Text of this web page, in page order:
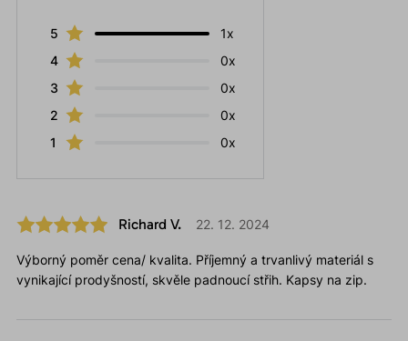
5
1x
4
0x
3
0x
2
0x
1
0x
Richard V. 22. 12. 2024
Výborný poměr cena/ kvalita. Příjemný a trvanlivý materiál s
vynikající prodyšností, skvěle padnoucí střih. Kapsy na zip.